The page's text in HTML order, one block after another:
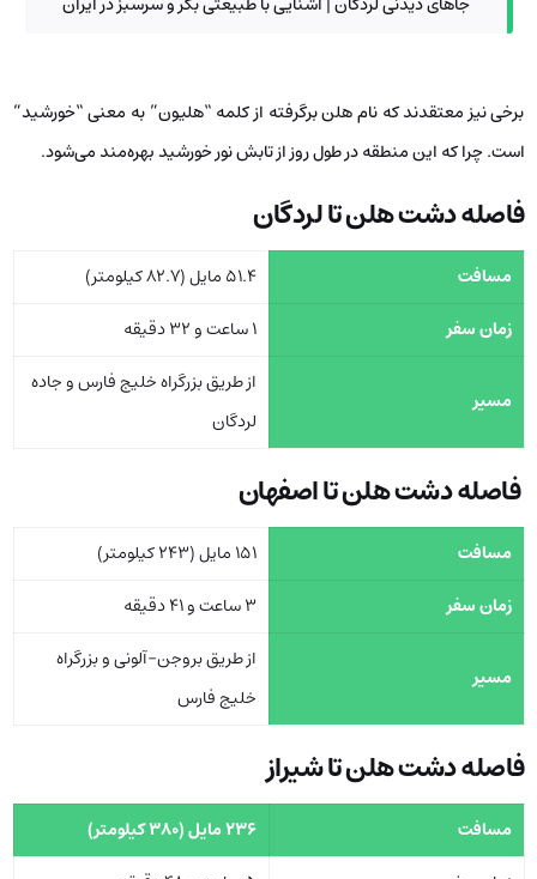
برخی نیز معتقدند که نام هلن برگرفته از کلمه “هلیون” به معنی “خورشید”
است. چرا که این منطقه در طول روز از تابش نور خورشید بهره‌مند می‌شود.
فاصله دشت هلن تا لردگان
مسافت
51.4 مایل (82.7 کیلومتر)
زمان سفر
1 ساعت و 32 دقیقه
مسیر
از طریق بزرگراه خلیج فارس و جاده
لردگان
فاصله دشت هلن تا اصفهان
مسافت
151 مایل (243 کیلومتر)
زمان سفر
3 ساعت و 41 دقیقه
مسیر
از طریق بروجن-آلونی و بزرگراه
خلیج فارس
فاصله دشت هلن تا شیراز
مسافت
236 مایل (380 کیلومتر)